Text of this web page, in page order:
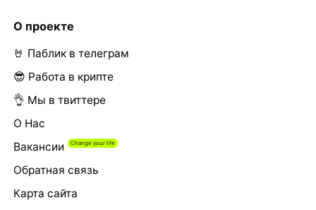
О проекте
🤘 Паблик в телеграм
😎 Работа в крипте
👌 Мы в твиттере
О Нас
Вакансии
Обратная связь
Карта сайта